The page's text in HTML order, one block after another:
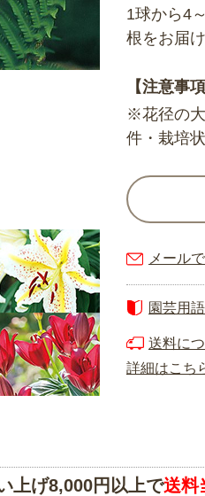
1球から4
根をお届
【注意事項
※花径の
件・栽培
詳細はこち
メール
園芸用
送料に
上げ8,000円以上で送料